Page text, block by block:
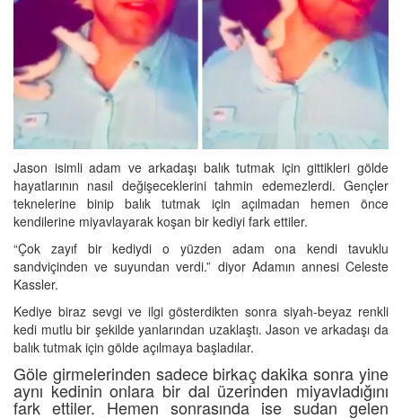
Jason isimli adam ve arkadaşı balık tutmak için gittikleri gölde
hayatlarının nasıl değişeceklerini tahmin edemezlerdi. Gençler
teknelerine binip balık tutmak için açılmadan hemen önce
kendilerine miyavlayarak koşan bir kediyi fark ettiler.
“Çok zayıf bir kediydi o yüzden adam ona kendi tavuklu
sandviçinden ve suyundan verdi.” diyor Adamın annesi Celeste
Kassler.
Kediye biraz sevgi ve ilgi gösterdikten sonra siyah-beyaz renkli
kedi mutlu bir şekilde yanlarından uzaklaştı. Jason ve arkadaşı da
balık tutmak için gölde açılmaya başladılar.
Göle girmelerinden sadece birkaç dakika sonra yine
aynı kedinin onlara bir dal üzerinden miyavladığını
fark ettiler. Hemen sonrasında ise sudan gelen